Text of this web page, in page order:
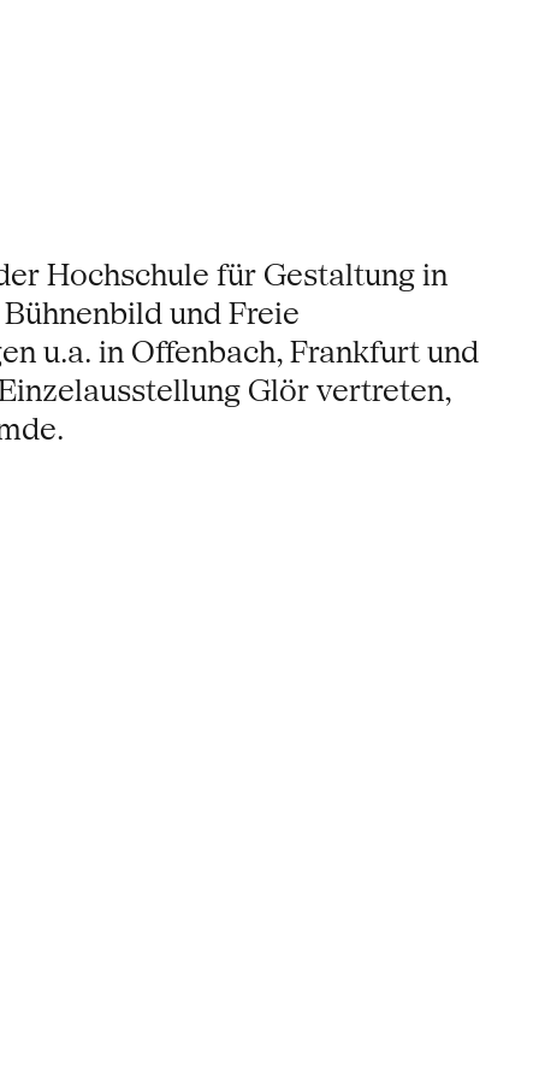
Hochschule für Gestaltung in
und Freie
u.a. in Offenbach, Frankfurt und
Glör vertreten,